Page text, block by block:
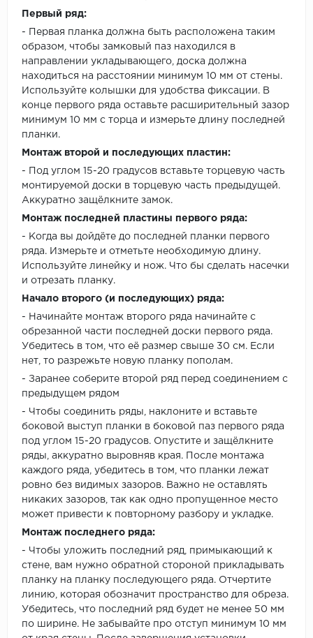
Первый ряд:
- Первая планка должна быть расположена таким
образом, чтобы замковый паз находился в
направлении укладывающего, доска должна
находиться на расстоянии минимум 10 мм от стены.
Используйте колышки для удобства фиксации. В
конце первого ряда оставьте расширительный зазор
минимум 10 мм с торца и измерьте длину последней
планки.
Монтаж второй и последующих пластин:
- Под углом 15-20 градусов вставьте торцевую часть
монтируемой доски в торцевую часть предыдущей.
Аккуратно защёлкните замок.
Монтаж последней пластины первого ряда:
- Когда вы дойдёте до последней планки первого
ряда. Измерьте и отметьте необходимую длину.
Используйте линейку и нож. Что бы сделать насечки
и отрезать планку.
Начало второго (и последующих) ряда:
- Начинайте монтаж второго ряда начинайте с
обрезанной части последней доски первого ряда.
Убедитесь в том, что её размер свыше 30 см. Если
нет, то разрежьте новую планку пополам.
- Заранее соберите второй ряд перед соединением с
предыдущем рядом
- Чтобы соединить ряды, наклоните и вставьте
боковой выступ планки в боковой паз первого ряда
под углом 15-20 градусов. Опустите и защёлкните
ряды, аккуратно выровняв края. После монтажа
каждого ряда, убедитесь в том, что планки лежат
ровно без видимых зазоров. Важно не оставлять
никаких зазоров, так как одно пропущенное место
может привести к повторному разбору и укладке.
Монтаж последнего ряда:
- Чтобы уложить последний ряд, примыкающий к
стене, вам нужно обратной стороной прикладывать
планку на планку последующего ряда. Отчертите
линию, которая обозначит пространство для обреза.
Убедитесь, что последний ряд будет не менее 50 мм
по ширине. Не забывайте про отступ минимум 10 мм